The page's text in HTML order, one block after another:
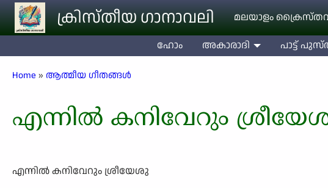
Skip to main contentക്രിസ്തീയ ഗാനാവലി മലയാളം
ഹോം അകാരാദി പാട്ട്
Breadcrumb
Home ആത്മീയ ഗീതങ്ങൾ
എന്നിൽ കനിവേറും
എന്നിൽ കനിവേറും ശ്രീയേശു